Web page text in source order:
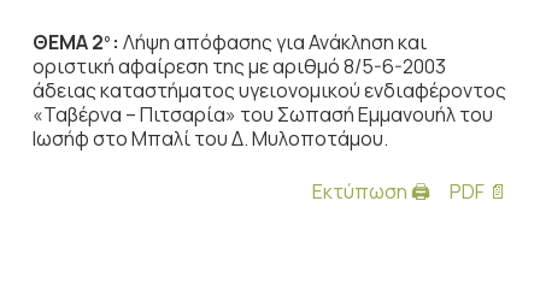
ΘΕΜΑ 2ο : Λήψη απόφασης για Ανάκληση και
οριστική αφαίρεση της με αριθμό 8/5-6-2003
άδειας καταστήματος υγειονομικού ενδιαφέροντος
«Ταβέρνα – Πιτσαρία» του Σωπασή Εμμανουήλ του
Ιωσήφ στο Μπαλί του Δ. Μυλοποτάμου.
Εκτύπωση 🖨
PDF 📄